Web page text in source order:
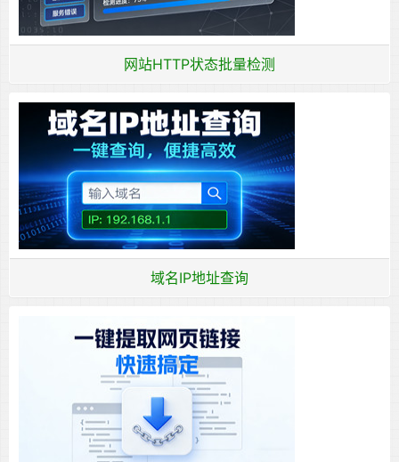
网站HTTP状态批量检测
域名IP地址查询